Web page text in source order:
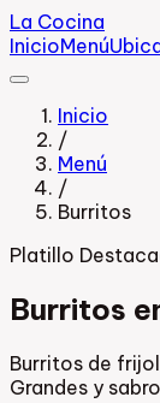
La Cocina
InicioMenú
Inicio
/
Menú
/
Burritos
Platillo
Burritos
Burritos de
Grandes y